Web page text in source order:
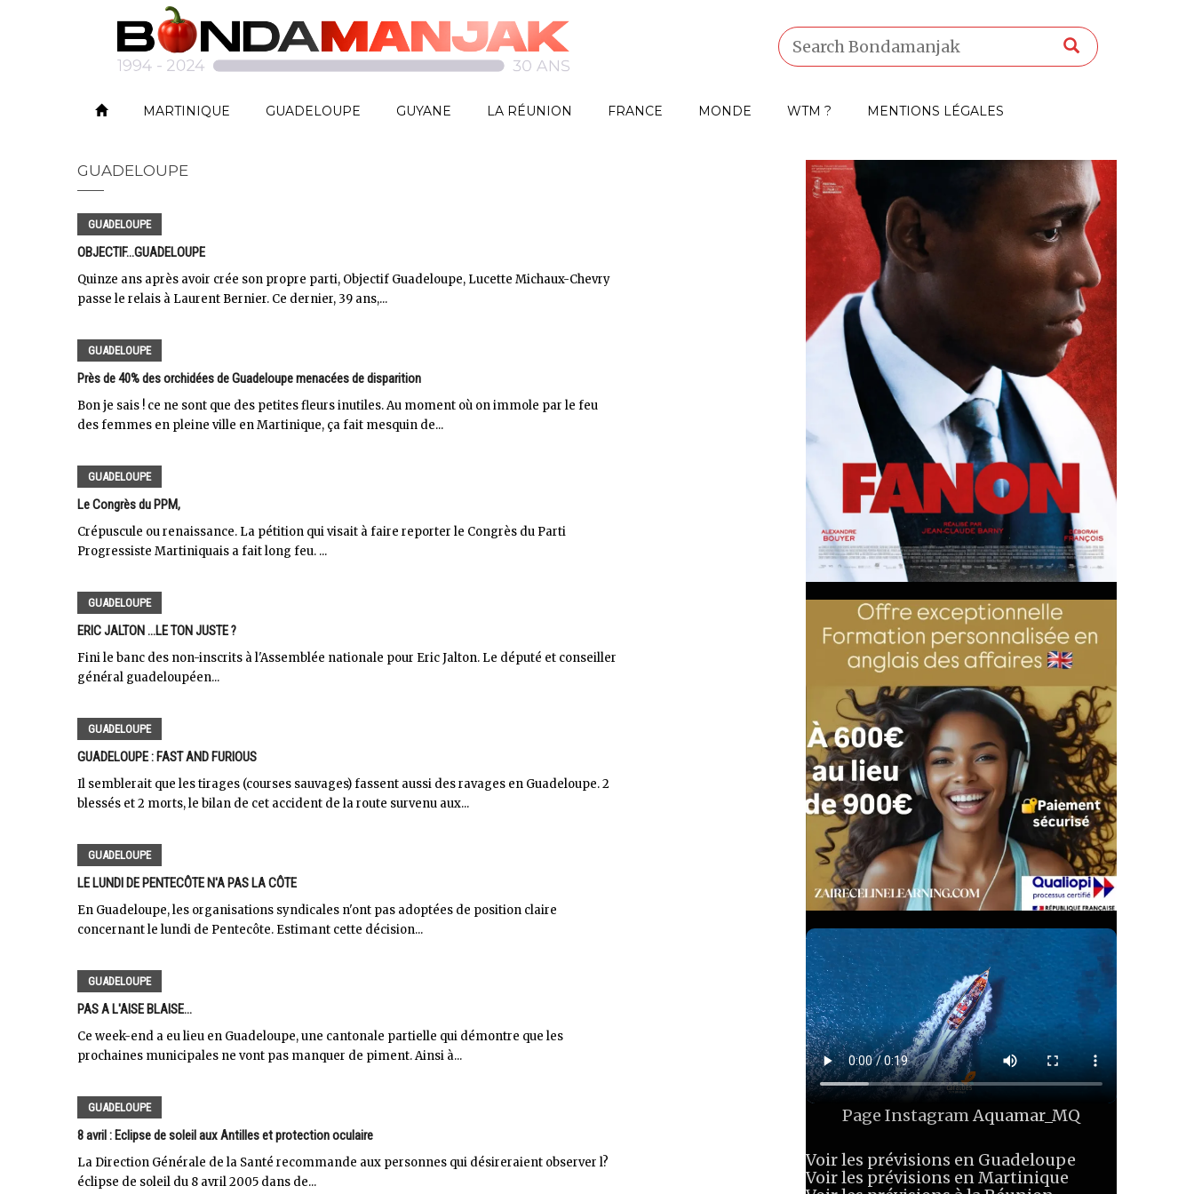
MARTINIQUE GUADELOUPE GUYANE LA RÉUNION FRANCE MONDE WTM ? MENTIONS LÉGALES
GUADELOUPE
GUADELOUPE
OBJECTIF...GUADELOUPE
Quinze ans après avoir crée son propre parti, Objectif Guadeloupe, Lucette Michaux-Chevry
passe le relais à Laurent Bernier. Ce dernier, 39 ans,...
GUADELOUPE
Près de 40% des orchidées de Guadeloupe menacées de disparition
Bon je sais ! ce ne sont que des petites fleurs inutiles. Au moment où on immole par le feu
des femmes en pleine ville en Martinique, ça fait mesquin de...
GUADELOUPE
Le Congrès du PPM,
Crépuscule ou renaissance. La pétition qui visait à faire reporter le Congrès du Parti
Progressiste Martiniquais a fait long feu. ...
GUADELOUPE
ERIC JALTON ...LE TON JUSTE ?
Fini le banc des non-inscrits à l'Assemblée nationale pour Eric Jalton. Le député et conseiller
général guadeloupéen...
GUADELOUPE
GUADELOUPE : FAST AND FURIOUS
Il semblerait que les tirages (courses sauvages) fassent aussi des ravages en Guadeloupe. 2
blessés et 2 morts, le bilan de cet accident de la route survenu aux...
GUADELOUPE
LE LUNDI DE PENTECÔTE N'A PAS LA CÔTE
En Guadeloupe, les organisations syndicales n'ont pas adoptées de position claire
concernant le lundi de Pentecôte. Estimant cette décision...
GUADELOUPE
PAS A L'AISE BLAISE...
Ce week-end a eu lieu en Guadeloupe, une cantonale partielle qui démontre que les
prochaines municipales ne vont pas manquer de piment. Ainsi à...
GUADELOUPE
8 avril : Eclipse de soleil aux Antilles et protection oculaire
La Direction Générale de la Santé recommande aux personnes qui désireraient observer l?
éclipse de soleil du 8 avril 2005 dans de...
Page InstagramAquamar_MQ
Voir les prévisions en Guadeloupe
Voir les prévisions en Martinique